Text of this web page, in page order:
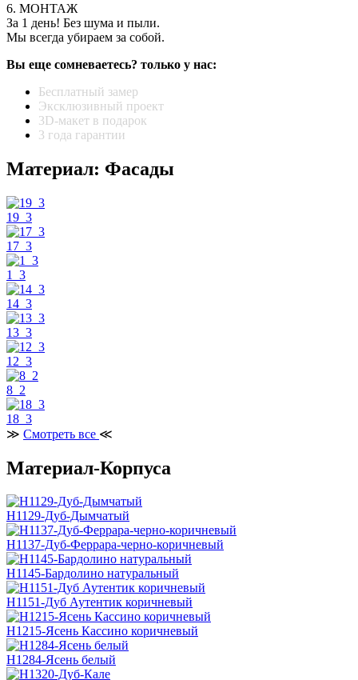
6. МОНТАЖ
За 1 день! Без шума и пыли.
Мы всегда убираем за собой.
Вы еще сомневаетесь? только у нас:
Бесплатный замер
Эксклюзивный проект
3D-макет в подарок
3 года гарантии
Материал: Фасады
19_3
17_3
1_3
14_3
13_3
12_3
8_2
18_3
≫ Смотреть все ≪
Материал-Корпуса
H1129-Дуб-Дымчатый
H1137-Дуб-Феррара-черно-коричневый
H1145-Бардолино натуральный
H1151-Дуб Аутентик коричневый
H1215-Ясень Кассино коричневый
H1284-Ясень белый